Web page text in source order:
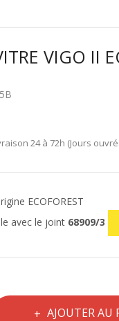
VIGO II
24 à 72h (Jours
ECOFOREST
avec le joint 68909/3
AJOUTER AU